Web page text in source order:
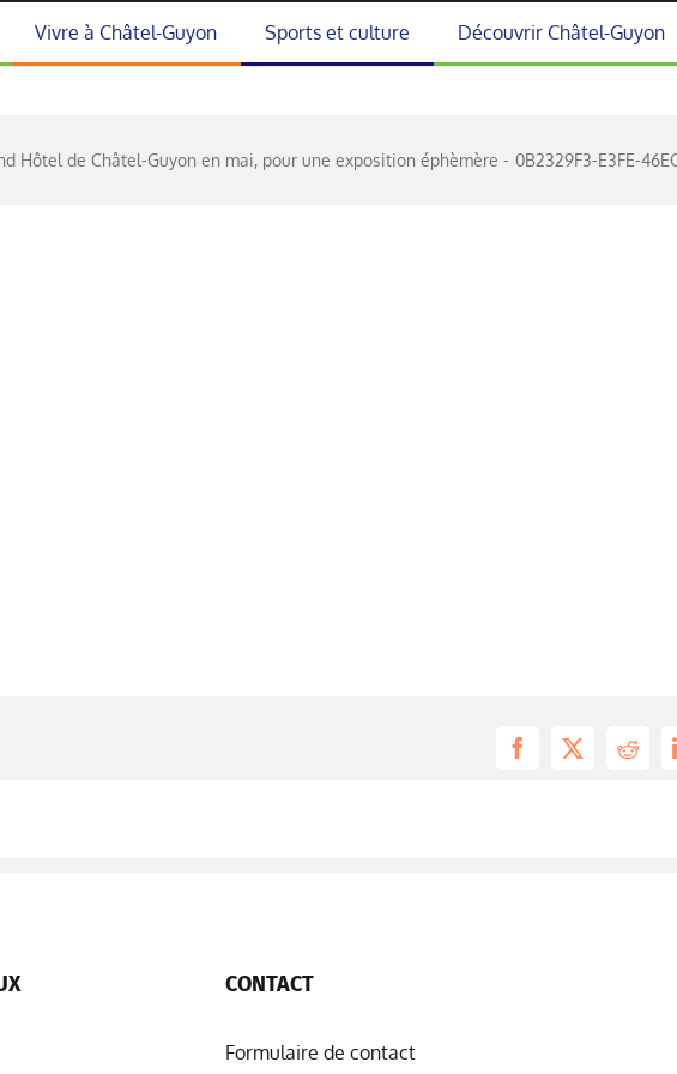
Vivre à Châtel-Guyon Sports et culture Découvrir Châtel-Guyon
Hôtel de Châtel-Guyon en mai, pour une exposition éphèmère 0B2329F3-E3FE-
Facebook
X
CONTACT
Formulaire de contact